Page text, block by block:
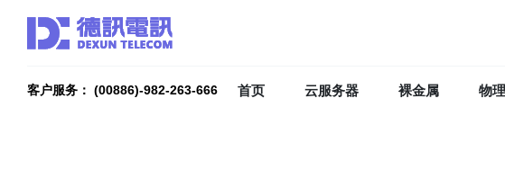
客户服务： (00886)-982-263-666 首页 云服务器 裸金属 物